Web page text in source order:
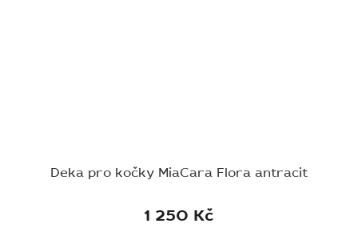
Deka pro kočky MiaCara Flora antracit
1 250 Kč